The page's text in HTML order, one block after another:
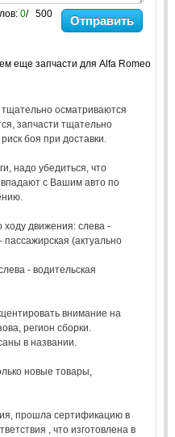
0/ 500 Отправить
еще запчасти для Alfa Romeo
осматриваются
запчасти тщательно
боя при доставки.
надо убедиться, что
с Вашим авто по
движения: слева -
(актуально
- водительская
внимание на
регион сборки.
в названии.
новые товары,
прошла сертификацию в
, что изготовлена в